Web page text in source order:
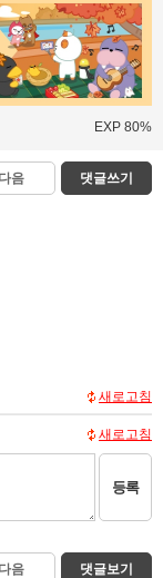
EXP 80%
다음 댓글쓰기
새로고침
새로고침
등록
다음 댓글보기